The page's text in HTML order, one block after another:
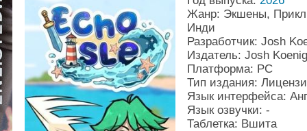
Жанр: Экшены,
Инди
Разработчик: Josh
Издатель: Josh
Платформа: PC
Тип издания:
Язык интерфейса:
Язык озвучки: -
Таблетка: Вшита